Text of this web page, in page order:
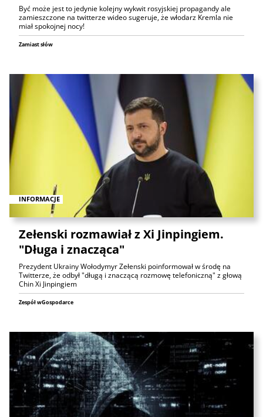
Być może jest to jedynie kolejny wykwit rosyjskiej propagandy ale
zamieszczone na twitterze wideo sugeruje, że włodarz Kremla nie
miał spokojnej nocy!
Zamiast słów
INFORMACJE
Zełenski rozmawiał z Xi Jinpingiem.
"Długa i znacząca"
Prezydent Ukrainy Wołodymyr Zełenski poinformował w środę na
Twitterze, że odbył "długą i znaczącą rozmowę telefoniczną" z głową
Chin Xi Jinpingiem
Zespół wGospodarce